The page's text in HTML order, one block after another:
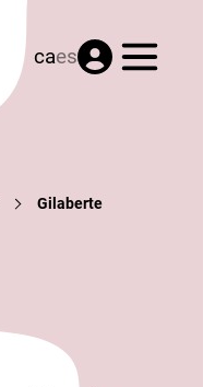
caes Menú
Gilaberte